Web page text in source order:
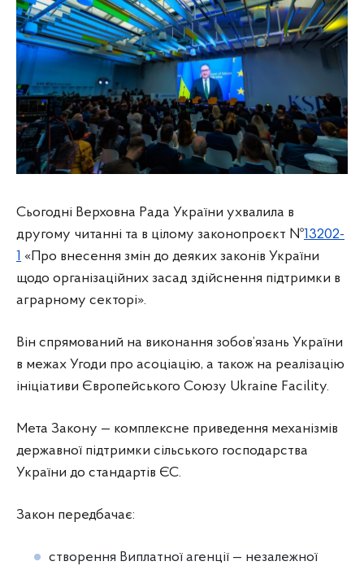
Сьогодні Верховна Рада України ухвалила в
другому читанні та в цілому законопроєкт №13202-
1 «Про внесення змін до деяких законів України
щодо організаційних засад здійснення підтримки в
аграрному секторі».
Він спрямований на виконання зобов’язань України
в межах Угоди про асоціацію, а також на реалізацію
ініціативи Європейського Союзу Ukraine Facility.
Мета Закону — комплексне приведення механізмів
державної підтримки сільського господарства
України до стандартів ЄС.
Закон передбачає:
створення Виплатної агенції — незалежної